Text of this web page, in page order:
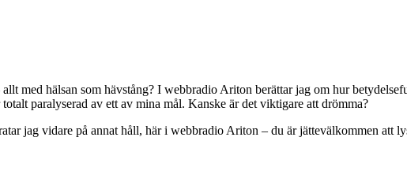
med hälsan som hävstång? I webbradio Ariton berättar jag om hur
paralyserad av ett av mina mål. Kanske är det viktigare att drömma?
jag vidare på annat håll, här i webbradio Ariton – du är jättevälkommen att